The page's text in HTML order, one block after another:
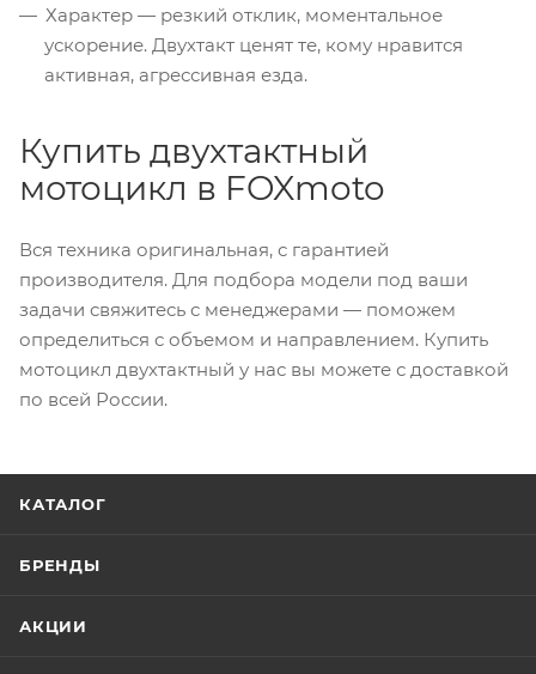
Характер — резкий отклик, моментальное
ускорение. Двухтакт ценят те, кому нравится
активная, агрессивная езда.
Купить двухтактный
мотоцикл в FOXmoto
Вся техника оригинальная, с гарантией
производителя. Для подбора модели под ваши
задачи свяжитесь с менеджерами — поможем
определиться с объемом и направлением. Купить
мотоцикл двухтактный у нас вы можете с доставкой
по всей России.
КАТАЛОГ
БРЕНДЫ
АКЦИИ